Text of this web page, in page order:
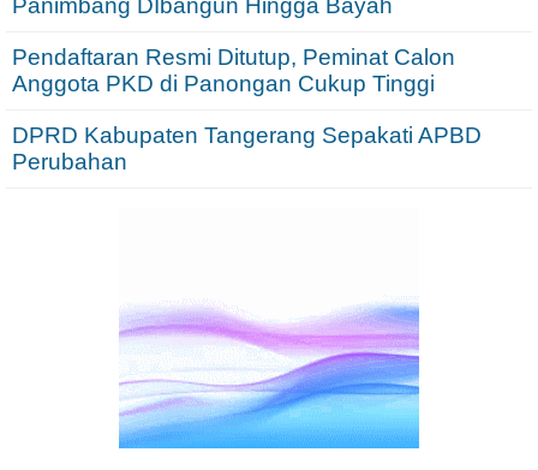
Panimbang DIbangun Hingga Bayah
Pendaftaran Resmi Ditutup, Peminat Calon
Anggota PKD di Panongan Cukup Tinggi
DPRD Kabupaten Tangerang Sepakati APBD
Perubahan